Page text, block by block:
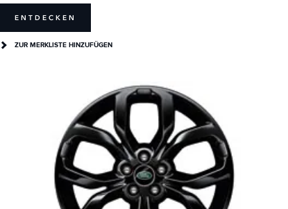
ENTDECKEN
ZUR MERKLISTE HINZUFÜGEN